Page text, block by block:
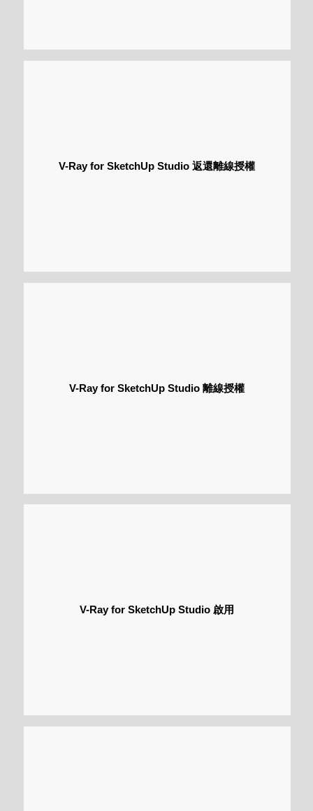
V-Ray for SketchUp Studio 返還離線授權
V-Ray for SketchUp Studio 離線授權
V-Ray for SketchUp Studio 啟用